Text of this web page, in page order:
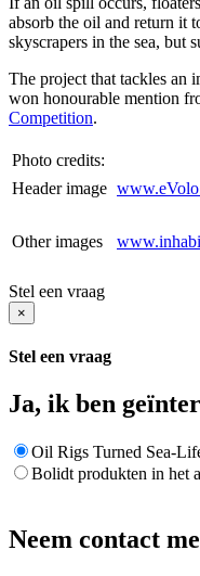
absorb the oil and return it
skyscrapers in the sea, but
The project that tackles an
won honourable mention
Competition.
Photo credits:
Header image
Other images
Stel een vraag
×
Stel een vraag
Ja, ik ben
Oil Rigs Turned Sea-
Bolidt produkten in het
Neem contact